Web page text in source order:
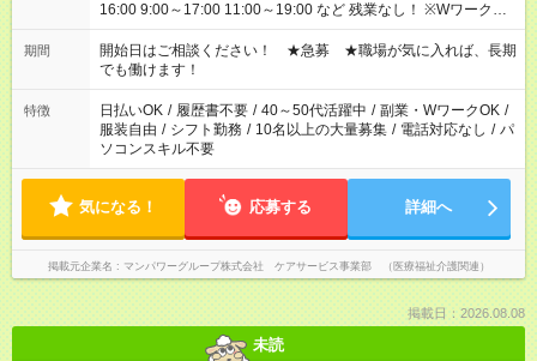
16:00 9:00～17:00 11:00～19:00 など 残業なし！ ※Wワークの
場合、他のお仕事と合わせ週40時間超の就業はご案内できませ
ん ※法令に基づき、週20時間以上勤務は社会保険への加入対象
となります ※労働者派遣法（日雇い派遣の原則禁止）により、
短時間・短期間の就業はご案内が難しい場合があります
期間
開始日はご相談ください！ ★急募 ★職場が気に入れば、長期
でも働けます！
特徴 日払いOK / 履歴書不要 / 40～50代活躍中 / 副業・WワークOK /
服装自由 / シフト勤務 / 10名以上の大量募集 / 電話対応なし / パ
ソコンスキル不要
気になる！ 応募する 詳細へ
掲載元企業名 マンパワーグループ株式会社 ケアサービス事業部 （医療福祉介護関連）
掲載日：2026.08.08
未読